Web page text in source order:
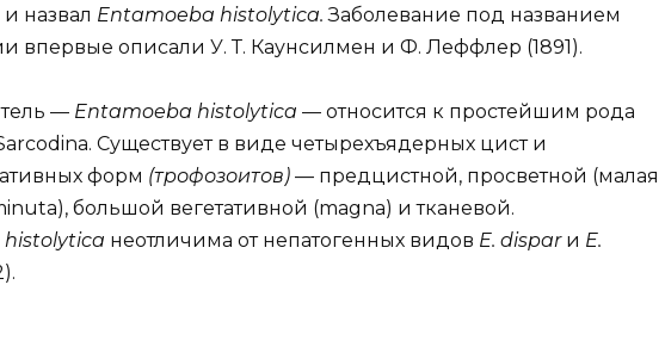
назвал Entamoeba histolytica.Заболевание под названием
впервые описали У. Т. Каунсилмен и Ф. Леффлер (1891).
— Entamoeba histolytica — относится к простейшим рода
Существует в виде четырехъядерных цист и
форм (трофозоитов) — предцистной, просветной (малая
большой вегетативной (magna) и тканевой.
histolytica неотличима от непатогенных видов E. dispar и E.